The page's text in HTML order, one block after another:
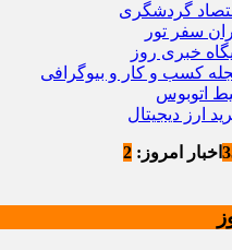
گردشگری
سفر تور
خبری روز
کسب و کار و بیوگرافی
اتوبوس
ارز دیجیتال
اخبار امروز: 2